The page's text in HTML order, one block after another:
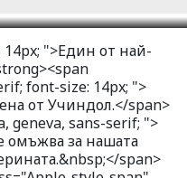
">Един от най-
font-size: 14px; ">
от Учиндол.</span>
geneva, sans-serif; ">
омъжва за нашата
span>